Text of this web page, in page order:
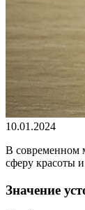
10.01.2024
В современном
сферу красоты
Значение